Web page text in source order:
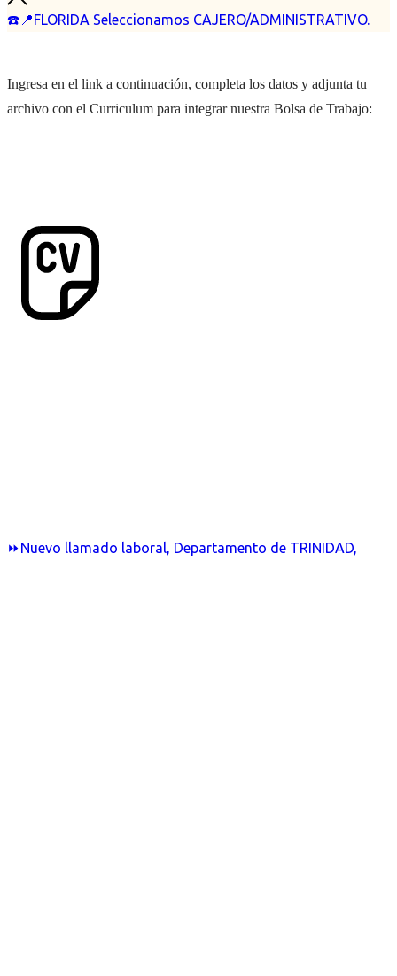
☎️📍FLORIDA Seleccionamos CAJERO/ADMINISTRATIVO.
⏩Nuevo llamado laboral, Departamento de TRINIDAD,
Ingresa en el link a continuación, completa los datos y adjunta tu
archivo con el Curriculum para integrar nuestra Bolsa de Trabajo: